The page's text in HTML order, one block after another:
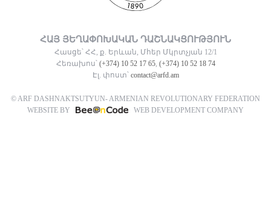
ՀԱՅ ՅԵՂԱՓՈԽԱԿԱՆ ԴԱՇՆԱԿՑՈՒԹՅՈՒՆ
Հասցե՝ ՀՀ, ք. Երևան, Մհեր Մկրտչյան 12/1
Հեռախոս՝ (+374) 10 52 17 65, (+374) 10 52 18 74
Էլ. փոստ՝ contact@arfd.am
© ARF DASHNAKTSUTYUN- ARMENIAN REVOLUTIONARY FEDERATION
WEBSITE BY
WEB DEVELOPMENT COMPANY